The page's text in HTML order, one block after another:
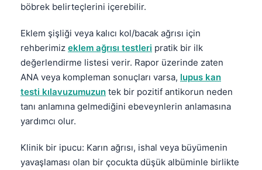
böbrek belirteçlerini içerebilir.
Eklem şişliği veya kalıcı kol/bacak ağrısı için
rehberimiz eklem ağrısı testleri pratik bir ilk
değerlendirme listesi verir. Rapor üzerinde zaten
ANA veya kompleman sonuçları varsa, lupus kan
testi kılavuzumuzun tek bir pozitif antikorun neden
tanı anlamına gelmediğini ebeveynlerin anlamasına
yardımcı olur.
Klinik bir ipucu: Karın ağrısı, ishal veya büyümenin
yavaşlaması olan bir çocukta düşük albüminle birlikte
සිංහල
অসমীয়া
Galego
Latviešu valoda
Македонски јазик
Euskara
Gàidhlig
العربية المغربية